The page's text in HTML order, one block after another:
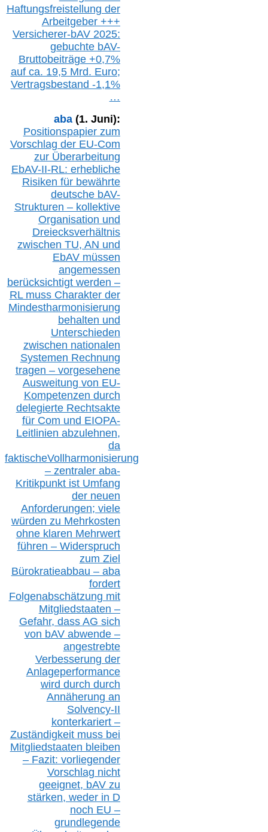
Haftungsfreistellung der
Arbeitgeber +++
Versicherer-bAV2025:
gebuchte bAV-
Bruttobeiträge +0,7%
auf ca. 19,5 Mrd. Euro;
Vertragsbestand -1,1%
…
aba(1. Juni):
Positionspapier zum
Vorschlag der EU-Com
zur Überarbeitung
EbAV-II-RL: erhebliche
Risiken für bewährte
deutsche bAV-
Strukturen – kollektive
Organisation und
Dreiecksverhältnis
zwischen TU, AN und
EbAV müssen
angemessen
berücksichtigt werden –
RL mussCharakter der
Mindestharmonisierung
behalten und
Unterschieden
zwischen nationalen
Systemen Rechnung
tragen – vorgesehene
Ausweitung von EU-
Kompetenzen durch
delegierte Rechtsakte
für Com und EIOPA-
Leitlinien abzulehnen,
da
faktischeVollharmonisierung
– zentraler aba-
Kritikpunkt ist Umfang
der neuen
Anforderungen; viele
würden zu Mehrkosten
ohne klaren Mehrwert
führen – Widerspruch
zum Ziel
Bürokratieabbau – aba
fordert
Folgenabschätzung mit
Mitgliedstaaten –
Gefahr, dass AG sich
von bAV abwende –
angestrebte
Verbesserung der
Anlageperformance
wird durch durch
Annäherung an
Solvency-II
konterkariert –
Zuständigkeit muss bei
Mitgliedstaaten bleiben
– Fazit: vorliegender
Vorschlag nicht
geeignet, bAVzu
stärken, weder in D
noch EU –
grundlegende